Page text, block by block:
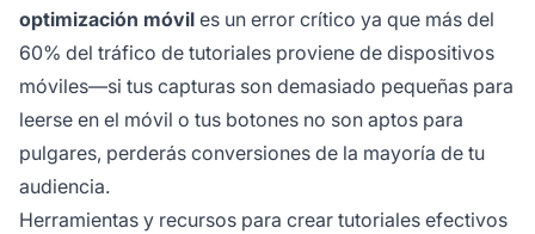
optimización móvil es un error crítico ya que más del
60% del tráfico de tutoriales proviene de dispositivos
móviles—si tus capturas son demasiado pequeñas para
leerse en el móvil o tus botones no son aptos para
pulgares, perderás conversiones de la mayoría de tu
audiencia.
Herramientas y recursos para crear tutoriales efectivos